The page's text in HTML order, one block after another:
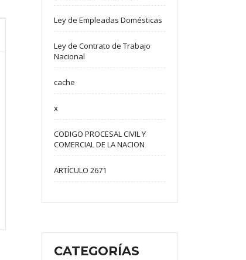
Ley de Empleadas Domésticas
Ley de Contrato de Trabajo
Nacional
cache
x
CODIGO PROCESAL CIVIL Y
COMERCIAL DE LA NACION
ARTÍCULO 2671
CATEGORÍAS